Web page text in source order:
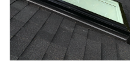
Instructions d’installation
Dessins et
Garantie